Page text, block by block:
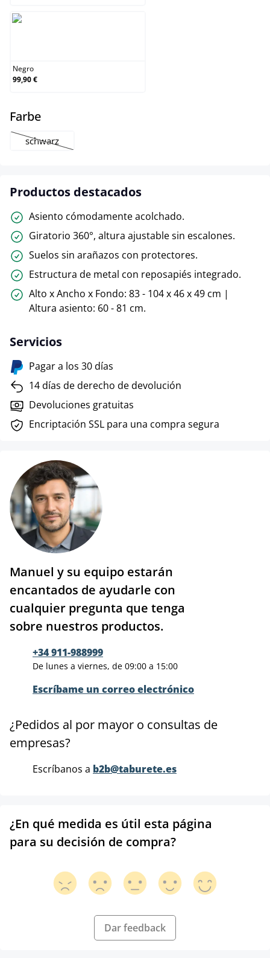
Negro
99,90 €
Farbeselect
schwarz
(Esta opción no está disponible en este momento.)
Productos destacados
Asiento cómodamente acolchado.
Giratorio 360°, altura ajustable sin escalones.
Suelos sin arañazos con protectores.
Estructura de metal con reposapiés integrado.
Alto x Ancho x Fondo: 83 - 104 x 46 x 49 cm |
Altura asiento: 60 - 81 cm.
Servicios
Pagar a los 30 días
14 días de derecho de devolución
Devoluciones gratuitas
Encriptación SSL para una compra segura
Manuel y su equipo estarán
encantados de ayudarle con
cualquier pregunta que tenga
sobre nuestros productos.
+34 911-988999
De lunes a viernes, de 09:00 a 15:00
Escríbame un correo electrónico
¿Pedidos al por mayor o consultas de
empresas?
Escríbanos a b2b@taburete.es
¿En qué medida es útil esta página
para su decisión de compra?
Dar feedback